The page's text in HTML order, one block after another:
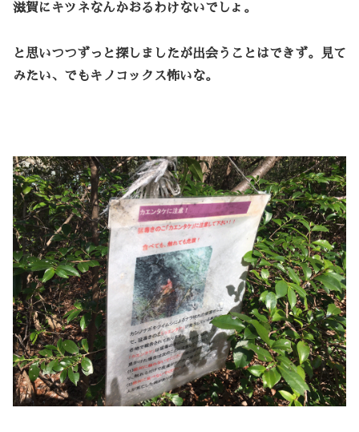
滋賀にキツネなんかおるわけないでしょ。
と思いつつずっと探しましたが出会うことはできず。見て
みたい、でもキノコックス怖いな。